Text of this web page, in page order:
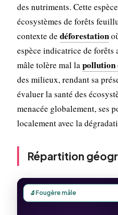
des nutriments. Cette
écosystèmes de forêts
contexte de déforestation
espèce indicatrice de forêts
mâle tolère mal lapollution
des milieux, rendant sa
évaluer la santé des
menacée globalement, ses
localement avec la
Répartition